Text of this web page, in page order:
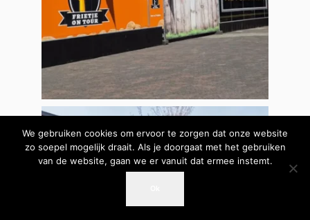
We gebruiken cookies om ervoor te zorgen dat onze website
zo soepel mogelijk draait. Als je doorgaat met het gebruiken
van de website, gaan we er vanuit dat ermee instemt.